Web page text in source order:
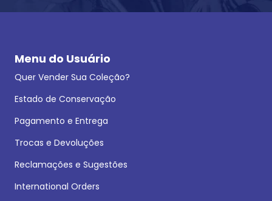
Menu do Usuário
Quer Vender Sua Coleção?
Estado de Conservação
Pagamento e Entrega
Trocas e Devoluções
Reclamações e Sugestões
International Orders